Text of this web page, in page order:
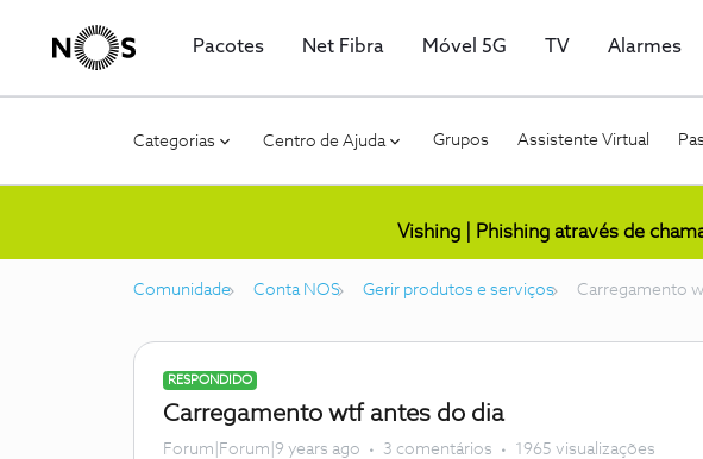
Pacotes Net Fibra Móvel 5G TV Alarmes
Categorias Centro de Ajuda Grupos Assistente Virtual
Vishing | Phishing através de
Comunidade Conta NOS Gerir produtos e serviços Carregamento
RESPONDIDO
Carregamento wtf antes do dia
Forum|Forum|9 years ago 3 comentários 1965 visualizações